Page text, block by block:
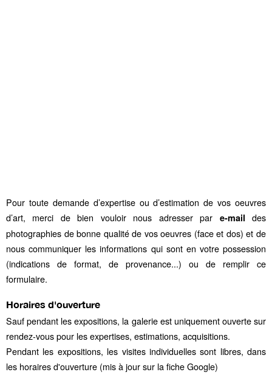
Pour toute demande d’expertise ou d’estimation de vos oeuvres
d’art, merci de bien vouloir nous adresser par e-mail des
photographies de bonne qualité de vos oeuvres (face et dos) et de
nous communiquer les informations qui sont en votre possession
(indications de format, de provenance...) ou de remplir ce
formulaire.
Horaires d'ouverture
Sauf pendant les expositions, la galerie est uniquement ouverte sur
rendez-vous pour les expertises, estimations, acquisitions.
Pendant les expositions, les visites individuelles sont libres, dans
les horaires d'ouverture (mis à jour sur la fiche Google)